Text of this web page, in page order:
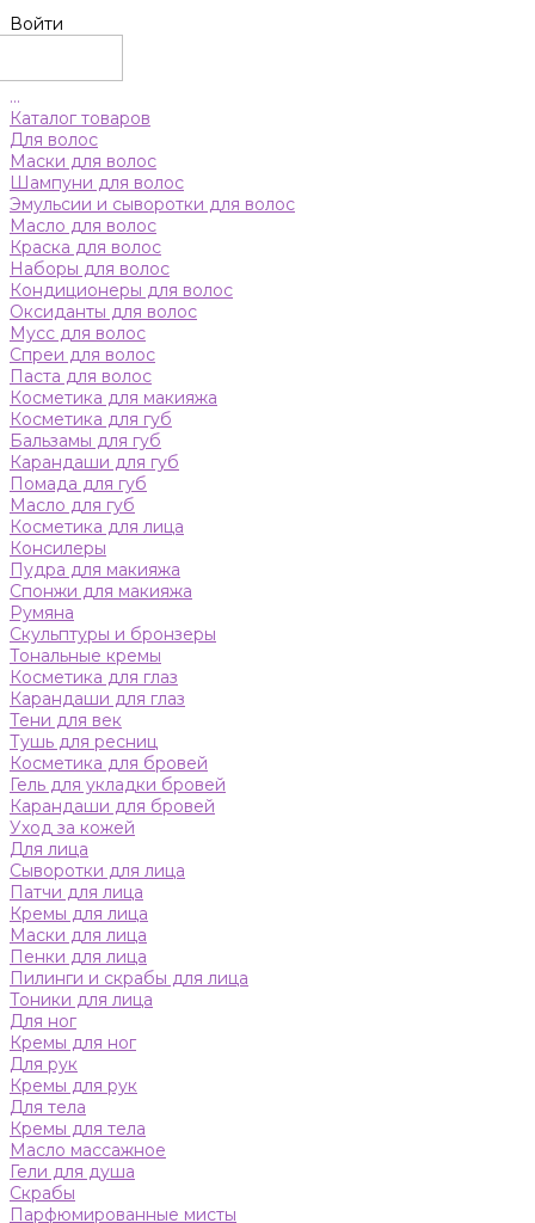
Войти
...
Каталог товаров
Для волос
Маски для волос
Шампуни для волос
Эмульсии и сыворотки для волос
Масло для волос
Краска для волос
Наборы для волос
Кондиционеры для волос
Оксиданты для волос
Мусс для волос
Спреи для волос
Паста для волос
Косметика для макияжа
Косметика для губ
Бальзамы для губ
Карандаши для губ
Помада для губ
Масло для губ
Косметика для лица
Консилеры
Пудра для макияжа
Спонжи для макияжа
Румяна
Скульптуры и бронзеры
Тональные кремы
Косметика для глаз
Карандаши для глаз
Тени для век
Тушь для ресниц
Косметика для бровей
Гель для укладки бровей
Карандаши для бровей
Уход за кожей
Для лица
Сыворотки для лица
Патчи для лица
Кремы для лица
Маски для лица
Пенки для лица
Пилинги и скрабы для лица
Тоники для лица
Для ног
Кремы для ног
Для рук
Кремы для рук
Для тела
Кремы для тела
Масло массажное
Гели для душа
Скрабы
Парфюмированные мисты